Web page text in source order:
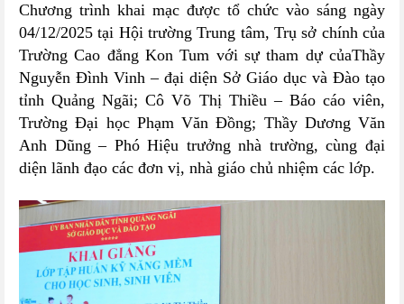
Chương trình khai mạc được tổ chức vào sáng ngày
04/12/2025 tại Hội trường Trung tâm, Trụ sở chính của
Trường Cao đẳng Kon Tum với sự tham dự củaThầy
Nguyễn Đình Vinh – đại diện Sở Giáo dục và Đào tạo
tỉnh Quảng Ngãi; Cô Võ Thị Thiều – Báo cáo viên,
Trường Đại học Phạm Văn Đồng; Thầy Dương Văn
Anh Dũng – Phó Hiệu trưởng nhà trường, cùng đại
diện lãnh đạo các đơn vị, nhà giáo chủ nhiệm các lớp.